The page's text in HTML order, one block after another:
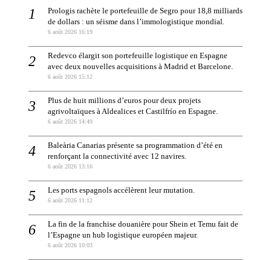
Prologis rachète le portefeuille de Segro pour 18,8 milliards
de dollars : un séisme dans l’immologistique mondial.
6 août 2026 16:19
Redevco élargit son portefeuille logistique en Espagne
avec deux nouvelles acquisitions à Madrid et Barcelone.
6 août 2026 15:12
Plus de huit millions d’euros pour deux projets
agrivoltaïques à Aldealices et Castilfrío en Espagne.
6 août 2026 14:49
Baleària Canarias présente sa programmation d’été en
renforçant la connectivité avec 12 navires.
6 août 2026 13:16
Les ports espagnols accélèrent leur mutation.
6 août 2026 11:12
La fin de la franchise douanière pour Shein et Temu fait de
l’Espagne un hub logistique européen majeur.
6 août 2026 10:03